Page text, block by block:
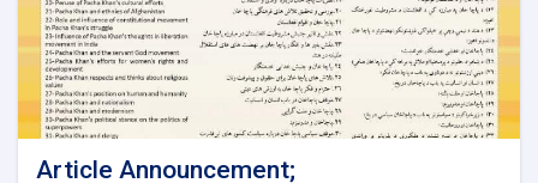
Article Announcement;